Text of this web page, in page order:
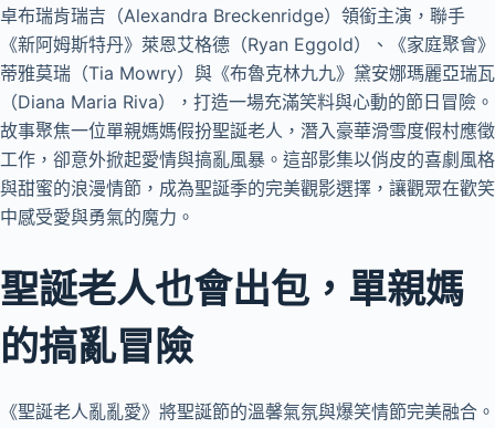
卓布瑞肯瑞吉（Alexandra Breckenridge）領銜主演，聯手
《新阿姆斯特丹》萊恩艾格德（Ryan Eggold）、《家庭聚會》
蒂雅莫瑞（Tia Mowry）與《布魯克林九九》黛安娜瑪麗亞瑞瓦
（Diana Maria Riva），打造一場充滿笑料與心動的節日冒險。
故事聚焦一位單親媽媽假扮聖誕老人，潛入豪華滑雪度假村應徵
工作，卻意外掀起愛情與搞亂風暴。這部影集以俏皮的喜劇風格
與甜蜜的浪漫情節，成為聖誕季的完美觀影選擇，讓觀眾在歡笑
中感受愛與勇氣的魔力。
聖誕老人也會出包，單親媽
的搞亂冒險
《聖誕老人亂亂愛》將聖誕節的溫馨氣氛與爆笑情節完美融合。